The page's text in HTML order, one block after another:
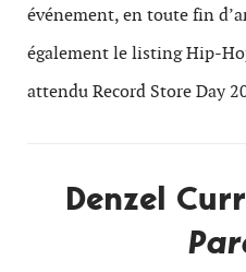
événement, en toute fin
également le listing Hip-
attendu Record Store Day
Denzel